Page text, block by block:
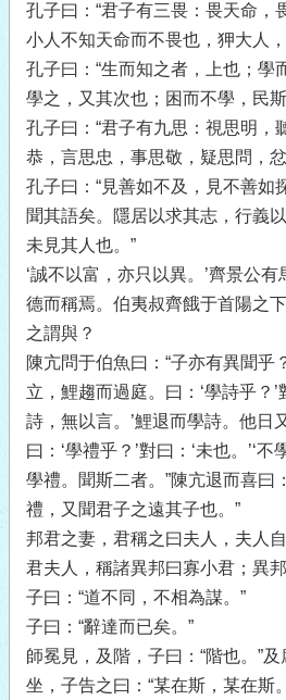
孔子曰：“君子有三畏：畏天命，
小人不知天命而不畏也，狎大人
孔子曰：“生而知之者，上也；學
學之，又其次也；困而不學，民
孔子曰：“君子有九思：視思明，
恭，言思忠，事思敬，疑思問，
孔子曰：“見善如不及，見不善如
聞其語矣。隱居以求其志，行義
未見其人也。”
‘誠不以富，亦只以異。’齊景公
德而稱焉。伯夷叔齊餓于首陽之
之謂與？
陳亢問于伯魚曰：“子亦有異聞乎
立，鯉趨而過庭。曰：‘學詩乎？’
詩，無以言。’鯉退而學詩。他日
曰：‘學禮乎？’對曰：‘未也。’‘
學禮。聞斯二者。”陳亢退而喜曰
禮，又聞君子之遠其子也。”
邦君之妻，君稱之曰夫人，夫人
君夫人，稱諸異邦曰寡小君；異
子曰：“道不同，不相為謀。”
子曰：“辭達而已矣。”
師冕見，及階，子曰：“階也。”及
坐，子告之曰：“某在斯，某在斯